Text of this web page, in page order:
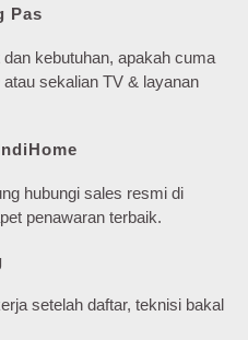
Pas
kebutuhan, apakah cuma
atau sekalian TV & layanan
hubungi sales resmi di
penawaran terbaik.
setelah daftar, teknisi bakal